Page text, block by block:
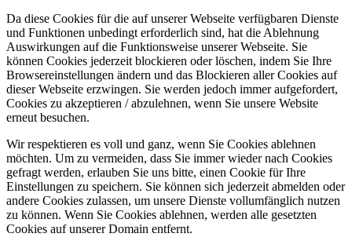
Da diese Cookies für die auf unserer Webseite verfügbaren Dienste
und Funktionen unbedingt erforderlich sind, hat die Ablehnung
Auswirkungen auf die Funktionsweise unserer Webseite. Sie
können Cookies jederzeit blockieren oder löschen, indem Sie Ihre
Browsereinstellungen ändern und das Blockieren aller Cookies auf
dieser Webseite erzwingen. Sie werden jedoch immer aufgefordert,
Cookies zu akzeptieren / abzulehnen, wenn Sie unsere Website
erneut besuchen.
Wir respektieren es voll und ganz, wenn Sie Cookies ablehnen
möchten. Um zu vermeiden, dass Sie immer wieder nach Cookies
gefragt werden, erlauben Sie uns bitte, einen Cookie für Ihre
Einstellungen zu speichern. Sie können sich jederzeit abmelden oder
andere Cookies zulassen, um unsere Dienste vollumfänglich nutzen
zu können. Wenn Sie Cookies ablehnen, werden alle gesetzten
Cookies auf unserer Domain entfernt.